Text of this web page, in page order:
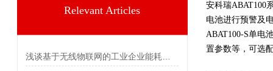
Relevant Articles
安科瑞ABAT100
电池进行预警及
ABAT100-S单电
置参数等，可选